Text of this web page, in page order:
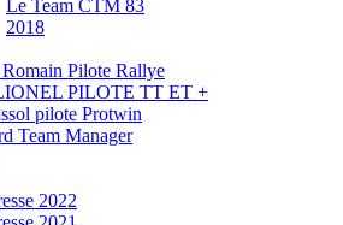
Le Team CTM 83
2018
Pilote Rallye
PILOTE TT ET +
pilote Protwin
Team Manager
2022